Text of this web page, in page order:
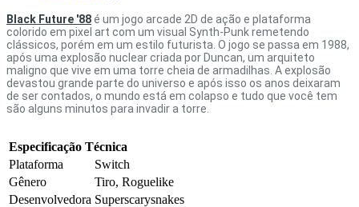
Black Future '88é um jogo arcade 2D de ação e plataforma
colorido em pixel art com um visual Synth-Punk remetendo
clássicos, porém em um estilo futurista. O jogo se passa em 1988,
após uma explosão nuclear criada por Duncan, um arquiteto
maligno que vive em uma torre cheia de armadilhas. A explosão
devastou grande parte do universo e após isso os anos deixaram
de ser contados, o mundo está em colapso e tudo que você tem
são alguns minutos para invadir a torre.
Especificação Técnica
Plataforma
Switch
Gênero
Tiro, Roguelike
Desenvolvedora Superscarysnakes